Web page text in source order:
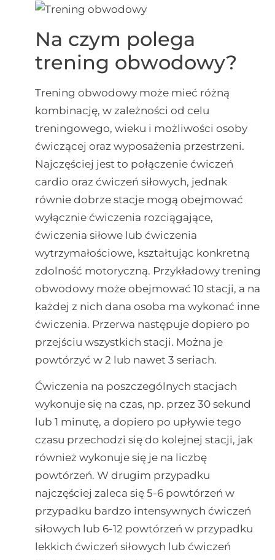
Na czym polega
trening obwodowy?
Trening obwodowy może mieć różną
kombinację, w zależności od celu
treningowego, wieku i możliwości osoby
ćwiczącej oraz wyposażenia przestrzeni.
Najczęściej jest to połączenie ćwiczeń
cardio oraz ćwiczeń siłowych, jednak
równie dobrze stacje mogą obejmować
wyłącznie ćwiczenia rozciągające,
ćwiczenia siłowe lub ćwiczenia
wytrzymałościowe, kształtując konkretną
zdolność motoryczną. Przykładowy trening
obwodowy może obejmować 10 stacji, a na
każdej z nich dana osoba ma wykonać inne
ćwiczenia. Przerwa następuje dopiero po
przejściu wszystkich stacji. Można je
powtórzyć w 2 lub nawet 3 seriach.
Ćwiczenia na poszczególnych stacjach
wykonuje się na czas, np. przez 30 sekund
lub 1 minutę, a dopiero po upływie tego
czasu przechodzi się do kolejnej stacji, jak
również wykonuje się je na liczbę
powtórzeń. W drugim przypadku
najczęściej zaleca się 5-6 powtórzeń w
przypadku bardzo intensywnych ćwiczeń
siłowych lub 6-12 powtórzeń w przypadku
lekkich ćwiczeń siłowych lub ćwiczeń